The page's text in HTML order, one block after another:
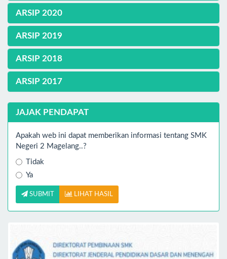
ARSIP 2020
ARSIP 2019
ARSIP 2018
ARSIP 2017
JAJAK PENDAPAT
Apakah web ini dapat memberikan informasi tentang SMK
Negeri 2 Magelang..?
Tidak
Ya
SUBMIT LIHAT HASIL